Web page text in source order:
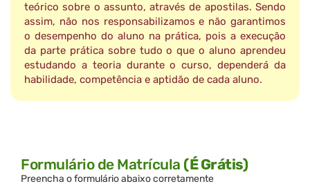
teórico sobre o assunto, através de apostilas. Sendo
assim, não nos responsabilizamos e não garantimos
o desempenho do aluno na prática, pois a execução
da parte prática sobre tudo o que o aluno aprendeu
estudando a teoria durante o curso, dependerá da
habilidade, competência e aptidão de cada aluno.
Formulário de Matrícula (É Grátis)
Preencha o formulário abaixo corretamente